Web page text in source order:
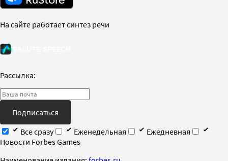
На сайте работает синтез речи
Рассылка:
Подписаться
Все сразу
Еженедельная
Ежедневная
Новости Forbes Games